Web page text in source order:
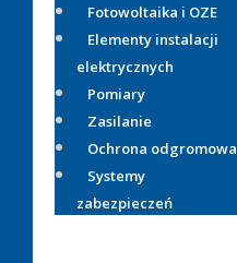
Fotowoltaika i OZE
Elementy instalacji
elektrycznych
Pomiary
Zasilanie
Ochrona odgromowa
Systemy
zabezpieczeń